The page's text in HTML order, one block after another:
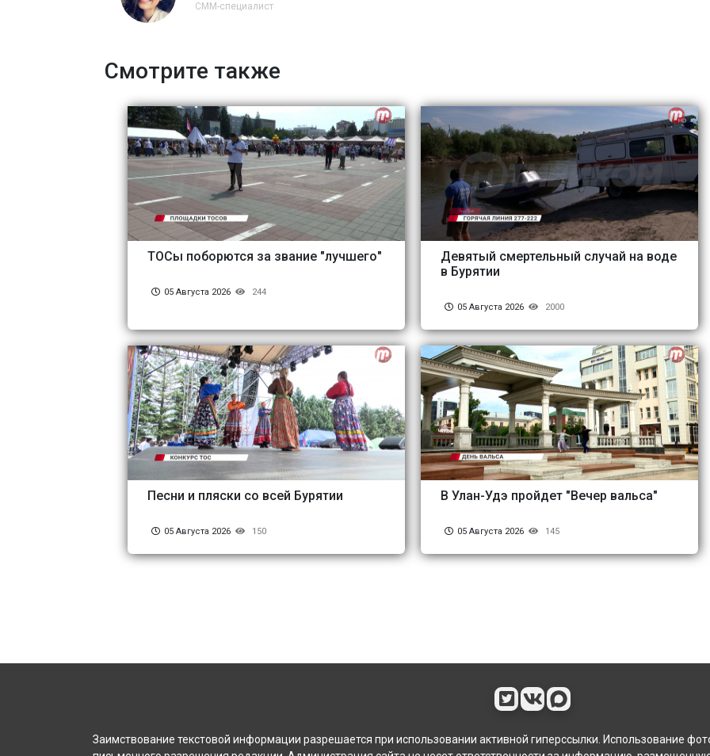
СММ-специалист
Смотрите также
ТОСы поборются за звание "лучшего"
05 Августа 2026 244
Девятый смертельный случай на воде
в Бурятии
05 Августа 2026 2000
Песни и пляски со всей Бурятии
05 Августа 2026 150
В Улан-Удэ пройдет "Вечер вальса"
05 Августа 2026 145
Заимствование текстовой информации разрешается при использовании активной гиперссылки. Использование